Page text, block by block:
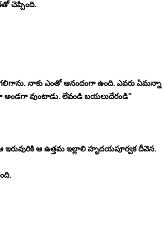
చెప్పింది.
నాకు ఎంతో ఆనందంగా ఉంది. ఎవరు ఏమన్నా
అండగా వుంటాడు. లేవండి బయలుదేరండి"
ఇరువురికి ఆ ఉత్తమ ఇల్లాలి హృదయపూర్వక దీవెన.